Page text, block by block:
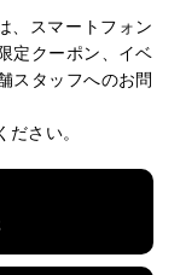
、スマートフォン
定クーポン、イベ
スタッフへのお問
さい。